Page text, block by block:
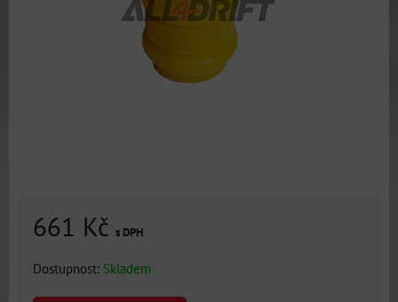
661 Kč s DPH
Dostupnost: Skladem